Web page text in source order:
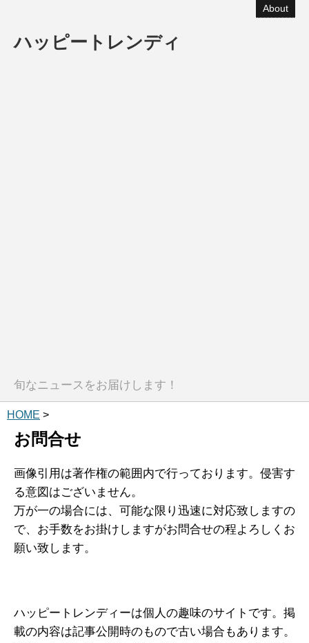
About
ハッピートレンディ
旬なニュースをお届けします！
HOME >
お問合せ
画像引用は著作権の範囲内で行っております。侵害す
る意図はございません。
万が一の場合には、可能な限り迅速に対応致しますの
で、お手数をお掛けしますがお問合せの程よろしくお
願い致します。
ハッピートレンディーは個人の趣味のサイトです。掲
載の内容は記事公開時のもので古い場合もあります。